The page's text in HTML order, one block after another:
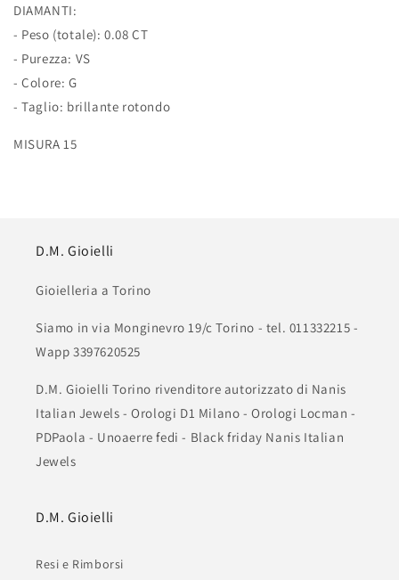
DIAMANTI:
- Peso (totale): 0.08 CT
- Purezza: VS
- Colore: G
- Taglio: brillante rotondo
MISURA 15
D.M. Gioielli
Gioielleria a Torino
Siamo in via Monginevro 19/c Torino - tel. 011332215 -
Wapp 3397620525
D.M. Gioielli Torino rivenditore autorizzato di Nanis
Italian Jewels - Orologi D1 Milano - Orologi Locman -
PDPaola - Unoaerre fedi - Black friday Nanis Italian
Jewels
D.M. Gioielli
Resi e Rimborsi